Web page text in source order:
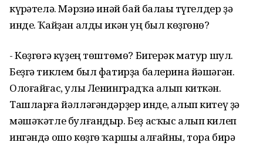
күрһәтелә. Мәрзиә инәй бай балаһы түгелдер ҙә
инде. Ҡайҙан алды икән һуң был көҙгөнө?
- Көҙгөгә күҙең төштөмө? Бигерәк матур шул.
Беҙгә тиклем был фатирҙа балерина йәшәгән.
Олоғайғас, улы Ленинградҡа алып киткән.
Ташларға йәлләгәндәрҙер инде, алып китеү ҙә
мәшәҡәтле булғандыр. Беҙ асҡыс алып килеп
ингәндә ошо көҙгө ҡаршы алғайны, тора бирә